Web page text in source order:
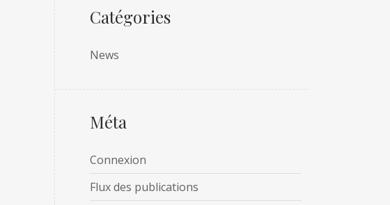
Catégories
News
Méta
Connexion
Flux des publications